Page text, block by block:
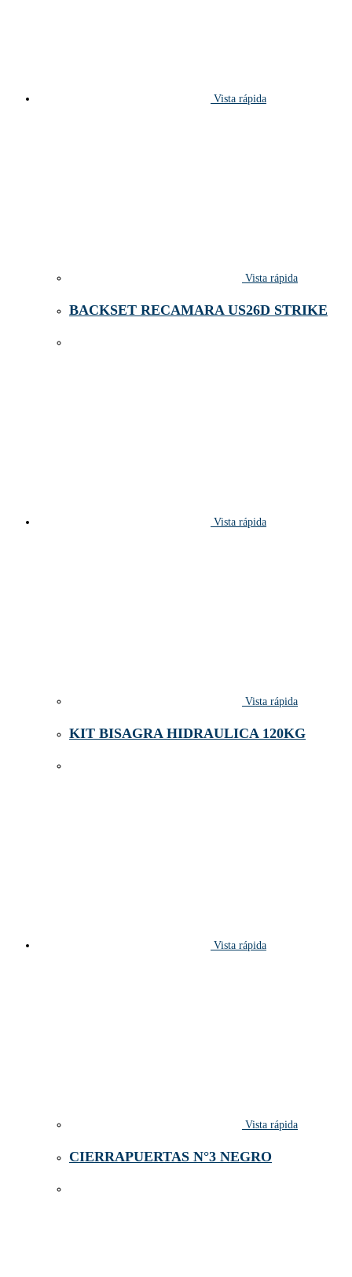
Vista rápida
Vista rápida
BACKSET RECAMARA US26D STRIKE
Vista rápida
Vista rápida
KIT BISAGRA HIDRAULICA 120KG
Vista rápida
Vista rápida
CIERRAPUERTAS N°3 NEGRO